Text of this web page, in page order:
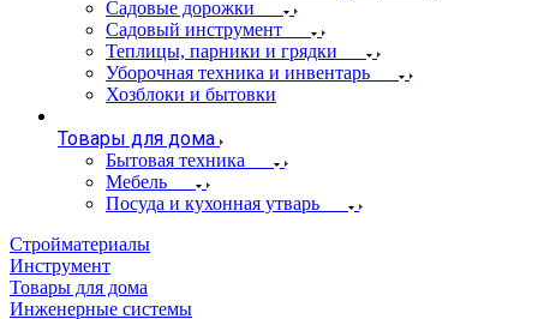
Садовые дорожки
Садовый инструмент
Теплицы, парники и грядки
Уборочная техника и инвентарь
Хозблоки и бытовки
Товары для дома
Бытовая техника
Мебель
Посуда и кухонная утварь
Стройматериалы
Инструмент
Товары для дома
Инженерные системы